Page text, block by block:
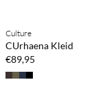
NEUHEITEN
Culture
CUrhaena Kleid
€89,95